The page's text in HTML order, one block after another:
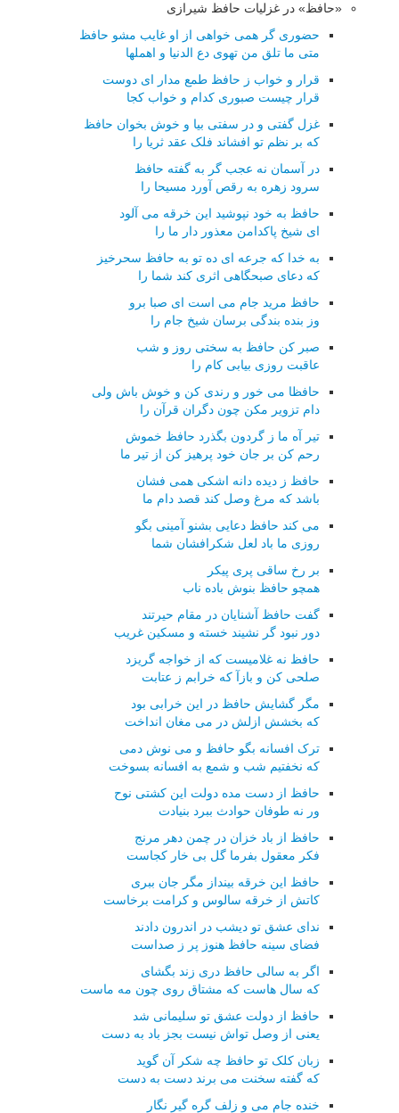
«حافظ» در غزلیات حافظ شیرازی
حضوری گر همی خواهی از او غایب مشو حافظ
متی ما تلق من تهوی دع الدنیا و اهملها
قرار و خواب ز حافظ طمع مدار ای دوست
قرار چیست صبوری کدام و خواب کجا
غزل گفتی و در سفتی بیا و خوش بخوان حافظ
که بر نظم تو افشاند فلک عقد ثریا را
در آسمان نه عجب گر به گفته حافظ
سرود زهره به رقص آورد مسیحا را
حافظ به خود نپوشید این خرقه می آلود
ای شیخ پاکدامن معذور دار ما را
به خدا که جرعه ای ده تو به حافظ سحرخیز
که دعای صبحگاهی اثری کند شما را
حافظ مرید جام می است ای صبا برو
وز بنده بندگی برسان شیخ جام را
صبر کن حافظ به سختی روز و شب
عاقبت روزی بیابی کام را
حافظا می خور و رندی کن و خوش باش ولی
دام تزویر مکن چون دگران قرآن را
تیر آه ما ز گردون بگذرد حافظ خموش
رحم کن بر جان خود پرهیز کن از تیر ما
حافظ ز دیده دانه اشکی همی فشان
باشد که مرغ وصل کند قصد دام ما
می کند حافظ دعایی بشنو آمینی بگو
روزی ما باد لعل شکرافشان شما
بر رخ ساقی پری پیکر
همچو حافظ بنوش باده ناب
گفت حافظ آشنایان در مقام حیرتند
دور نبود گر نشیند خسته و مسکین غریب
حافظ نه غلامیست که از خواجه گریزد
صلحی کن و بازآ که خرابم ز عتابت
مگر گشایش حافظ در این خرابی بود
که بخشش ازلش در می مغان انداخت
ترک افسانه بگو حافظ و می نوش دمی
که نخفتیم شب و شمع به افسانه بسوخت
حافظ از دست مده دولت این کشتی نوح
ور نه طوفان حوادث ببرد بنیادت
حافظ از باد خزان در چمن دهر مرنج
فکر معقول بفرما گل بی خار کجاست
حافظ این خرقه بینداز مگر جان ببری
کاتش از خرقه سالوس و کرامت برخاست
ندای عشق تو دیشب در اندرون دادند
فضای سینه حافظ هنوز پر ز صداست
اگر به سالی حافظ دری زند بگشای
که سال هاست که مشتاق روی چون مه ماست
حافظ از دولت عشق تو سلیمانی شد
یعنی از وصل تواش نیست بجز باد به دست
زبان کلک تو حافظ چه شکر آن گوید
که گفته سخنت می برند دست به دست
خنده جام می و زلف گره گیر نگار